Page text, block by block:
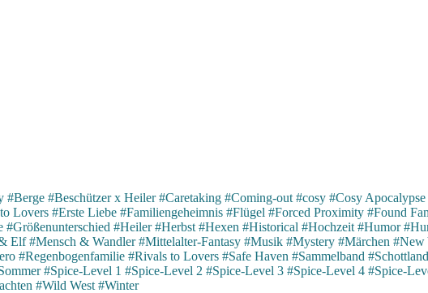
#Berge #Beschützer x Heiler #Caretaking #Coming-out #cosy #Cosy Apocalypse
Lovers #Erste Liebe #Familiengeheimnis #Flügel #Forced Proximity #Found
#Größenunterschied #Heiler #Herbst #Hexen #Historical #Hochzeit #Humor
Elf #Mensch & Wandler #Mittelalter-Fantasy #Musik #Mystery #Märchen #New
#Regenbogenfamilie #Rivals to Lovers #Safe Haven #Sammelband #Schottland
#Spice-Level 1 #Spice-Level 2 #Spice-Level 3 #Spice-Level 4 #Spice-
#Wild West #Winter